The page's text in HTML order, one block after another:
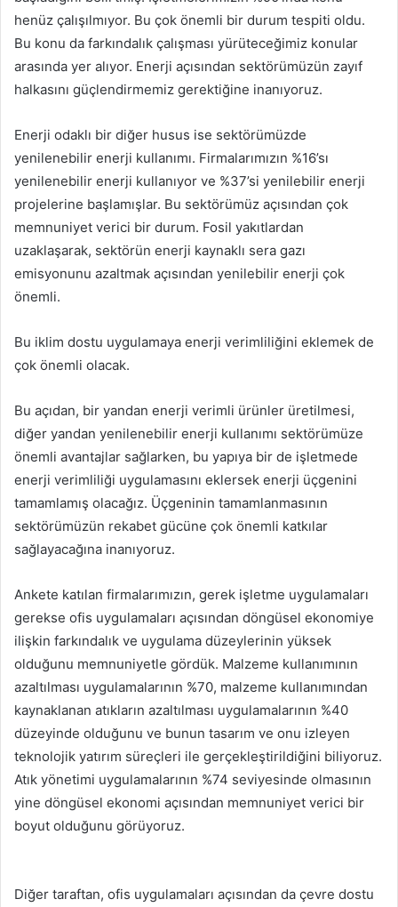
henüz çalışılmıyor. Bu çok önemli bir durum tespiti oldu.
Bu konu da farkındalık çalışması yürüteceğimiz konular
arasında yer alıyor. Enerji açısından sektörümüzün zayıf
halkasını güçlendirmemiz gerektiğine inanıyoruz.
Enerji odaklı bir diğer husus ise sektörümüzde
yenilenebilir enerji kullanımı. Firmalarımızın %16’sı
yenilenebilir enerji kullanıyor ve %37’si yenilebilir enerji
projelerine başlamışlar. Bu sektörümüz açısından çok
memnuniyet verici bir durum. Fosil yakıtlardan
uzaklaşarak, sektörün enerji kaynaklı sera gazı
emisyonunu azaltmak açısından yenilebilir enerji çok
önemli.
Bu iklim dostu uygulamaya enerji verimliliğini eklemek de
çok önemli olacak.
Bu açıdan, bir yandan enerji verimli ürünler üretilmesi,
diğer yandan yenilenebilir enerji kullanımı sektörümüze
önemli avantajlar sağlarken, bu yapıya bir de işletmede
enerji verimliliği uygulamasını eklersek enerji üçgenini
tamamlamış olacağız. Üçgeninin tamamlanmasının
sektörümüzün rekabet gücüne çok önemli katkılar
sağlayacağına inanıyoruz.
Ankete katılan firmalarımızın, gerek işletme uygulamaları
gerekse ofis uygulamaları açısından döngüsel ekonomiye
ilişkin farkındalık ve uygulama düzeylerinin yüksek
olduğunu memnuniyetle gördük. Malzeme kullanımının
azaltılması uygulamalarının %70, malzeme kullanımından
kaynaklanan atıkların azaltılması uygulamalarının %40
düzeyinde olduğunu ve bunun tasarım ve onu izleyen
teknolojik yatırım süreçleri ile gerçekleştirildiğini biliyoruz.
Atık yönetimi uygulamalarının %74 seviyesinde olmasının
yine döngüsel ekonomi açısından memnuniyet verici bir
boyut olduğunu görüyoruz.
Diğer taraftan, ofis uygulamaları açısından da çevre dostu